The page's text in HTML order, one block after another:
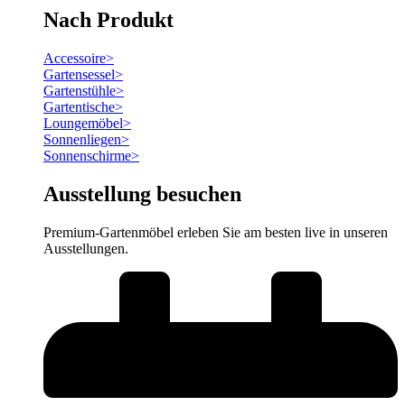
Nach Produkt
Accessoire>
Gartensessel>
Gartenstühle>
Gartentische>
Loungemöbel>
Sonnenliegen>
Sonnenschirme>
Ausstellung besuchen
Premium-Gartenmöbel erleben Sie am besten live in unseren
Ausstellungen.